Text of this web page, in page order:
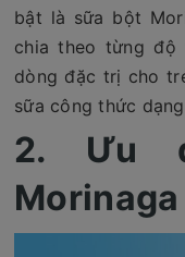
bật là sữa bột
chia theo từng độ
dòng đặc trị cho
sữa công thức
2. Ưu
Morinaga